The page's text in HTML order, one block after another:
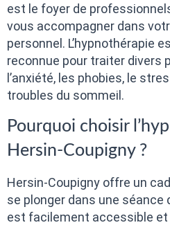
est le foyer de
vous accompagner dans
personnel. L’hypnothérapie
reconnue pour traiter divers
l’anxiété, les phobies, le
troubles du sommeil.
Pourquoi choisir
Hersin-Coupigny ?
Hersin-Coupigny offre un
se plonger dans une séance
est facilement accessible et